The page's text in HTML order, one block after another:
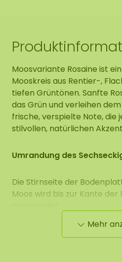
Moosvariante Rosaine ist
Mooskreis aus Rentier-,
tiefen Grüntönen. Sanfte
das Grün und verleihen
frische, verspielte Note, die
stilvollen, natürlichen
Umrandung des
Die Stirnseite der
Moos wird bis zur Kante
Mehr